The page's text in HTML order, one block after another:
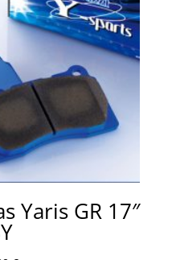
Yaris GR 17″